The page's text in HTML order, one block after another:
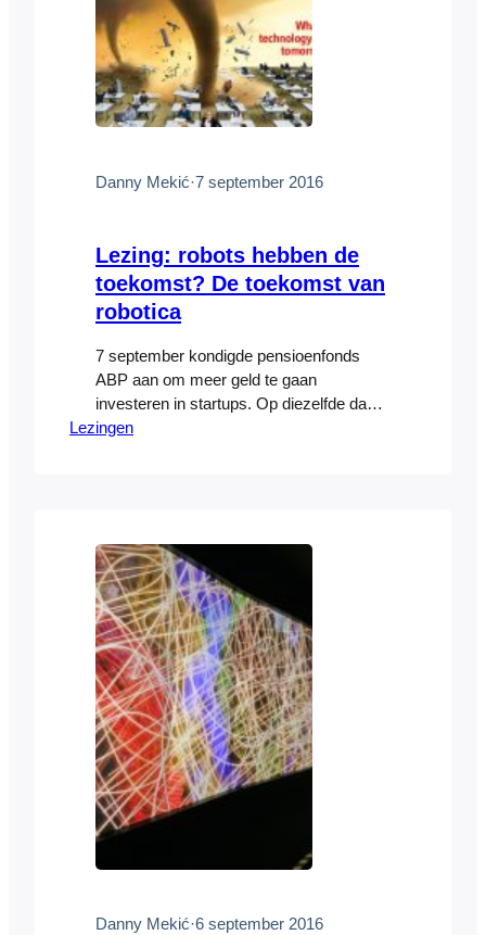
Danny Mekić·7 september 2016
Lezing: robots hebben de
toekomst? De toekomst van
robotica
7 september kondigde pensioenfonds
ABP aan om meer geld te gaan
investeren in startups. Op diezelfde dag
was Danny Mekic’ te gast tijdens de
Danny een verdieping in robots en
robotica. Dat deed hij samen met Mike
van…
Lezingen
Danny Mekić·6 september 2016